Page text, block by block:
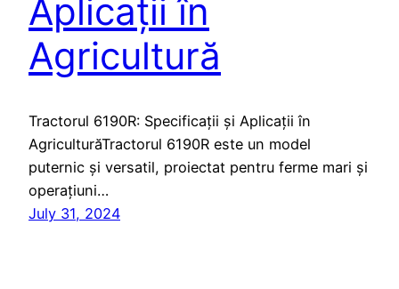
Aplicații în
Agricultură
Tractorul 6190R: Specificații și Aplicații în
AgriculturăTractorul 6190R este un model
puternic și versatil, proiectat pentru ferme mari și
operațiuni…
July 31, 2024